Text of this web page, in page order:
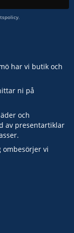
.
har vi butik och
ni på
och
av presentartiklar
ombesörjer vi